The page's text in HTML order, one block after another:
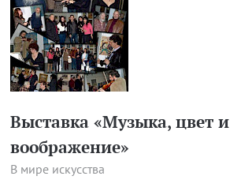
Выставка «Музыка, цвет и
воображение»
В мире искусства